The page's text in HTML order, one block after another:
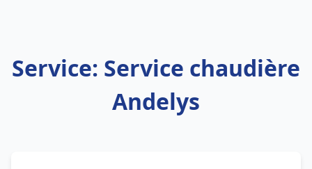
Service: Service chaudière
Andelys